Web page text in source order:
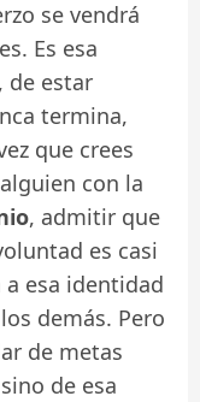
se vendrá
Es esa
de estar
termina,
que crees
con la
, admitir que
es casi
esa identidad
demás. Pero
de metas
de esa